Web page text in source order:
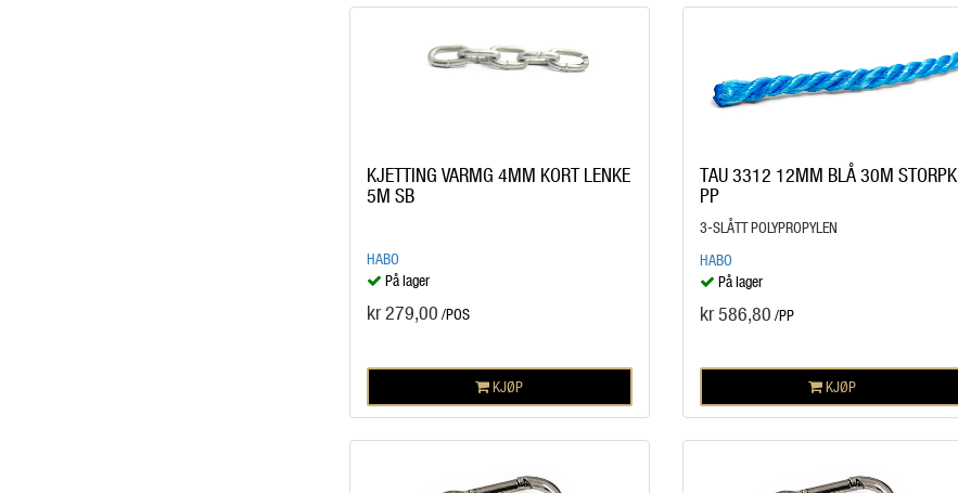
KJETTING VARMG 4MM KORT LENKE
5M SB
HABO
På lager
kr 279,00 /POS
KJØP
TAU 3312 12MM BLÅ 30M STORPK
PP
3-SLÅTT POLYPROPYLEN
HABO
På lager
kr 586,80 /PP
KJØP